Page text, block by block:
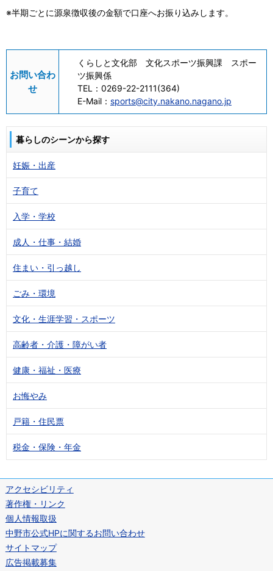
※半期ごとに源泉徴収後の金額で口座へお振り込みします。
お問い合わ
せ
くらしと文化部 文化スポーツ振興課 スポー
ツ振興係
TEL： 0269-22-2111(364)
E-Mail： sports@city.nakano.nagano.jp
暮らしのシーンから探す
妊娠・出産
子育て
入学・学校
成人・仕事・結婚
住まい・引っ越し
ごみ・環境
文化・生涯学習・スポーツ
高齢者・介護・障がい者
健康・福祉・医療
お悔やみ
戸籍・住民票
税金・保険・年金
アクセシビリティ
著作権・リンク
個人情報取扱
中野市公式HPに関するお問い合わせ
サイトマップ
広告掲載募集